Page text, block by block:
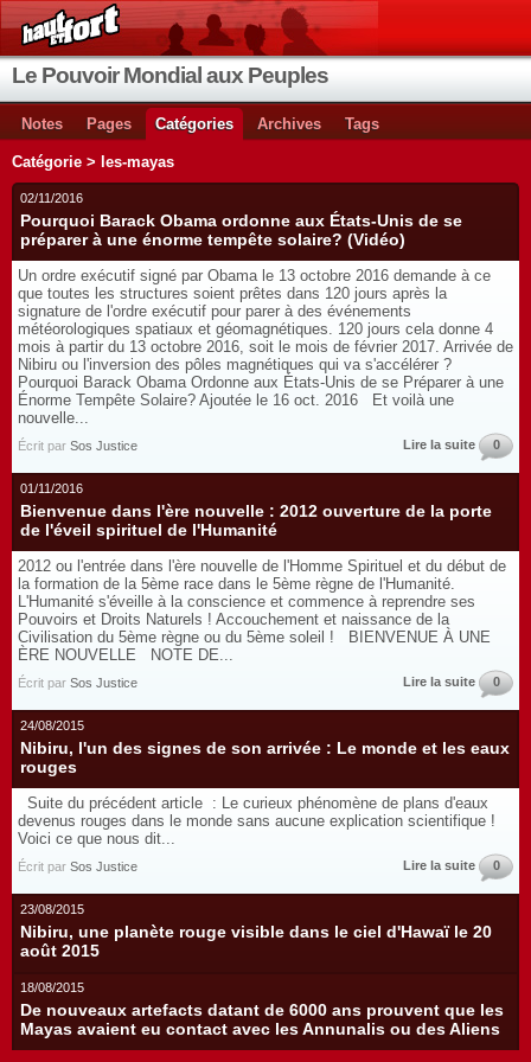
Le Pouvoir Mondial aux Peuples
Notes Pages Catégories Archives Tags
Catégorie > les-mayas
02/11/2016
Pourquoi Barack Obama ordonne aux États-Unis de se
préparer à une énorme tempête solaire? (Vidéo)
Un ordre exécutif signé par Obama le 13 octobre 2016 demande à ce
que toutes les structures soient prêtes dans 120 jours après la
signature de l'ordre exécutif pour parer à des événements
météorologiques spatiaux et géomagnétiques. 120 jours cela donne 4
mois à partir du 13 octobre 2016, soit le mois de février 2017. Arrivée de
Nibiru ou l'inversion des pôles magnétiques qui va s'accélérer ?
Pourquoi Barack Obama Ordonne aux États-Unis de se Préparer à une
Énorme Tempête Solaire? Ajoutée le 16 oct. 2016 Et voilà une
nouvelle...
Écrit par Sos Justice Lire la suite 0
01/11/2016
Bienvenue dans l'ère nouvelle : 2012 ouverture de la porte
de l'éveil spirituel de l'Humanité
2012 ou l'entrée dans l'ère nouvelle de l'Homme Spirituel et du début de
la formation de la 5ème race dans le 5ème règne de l'Humanité.
L'Humanité s'éveille à la conscience et commence à reprendre ses
Pouvoirs et Droits Naturels ! Accouchement et naissance de la
Civilisation du 5ème règne ou du 5ème soleil ! BIENVENUE À UNE
ÈRE NOUVELLE NOTE DE...
Écrit par Sos Justice Lire la suite 0
24/08/2015
Nibiru, l'un des signes de son arrivée : Le monde et les eaux
rouges
Suite du précédent article : Le curieux phénomène de plans d'eaux
devenus rouges dans le monde sans aucune explication scientifique !
Voici ce que nous dit...
Écrit par Sos Justice Lire la suite 0
23/08/2015
Nibiru, une planète rouge visible dans le ciel d'Hawaï le 20
août 2015
18/08/2015
De nouveaux artefacts datant de 6000 ans prouvent que les
Mayas avaient eu contact avec les Annunalis ou des Aliens